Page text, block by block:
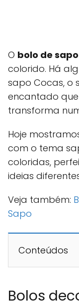
O bolo de sapo
colorido. Há
sapo Cocas, o
encantado
transforma
Hoje
com o tema
coloridas,
ideias
Veja também:
Sapo
Conteúdos
Bolos